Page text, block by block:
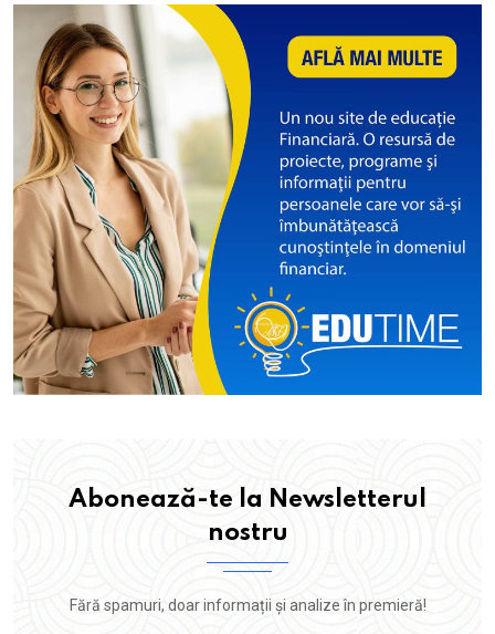
Abonează-te la Newsletterul
nostru
Fără spamuri, doar informații și analize în premieră!